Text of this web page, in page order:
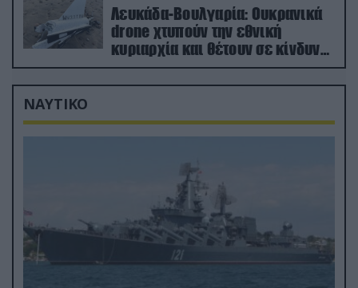
Λευκάδα-Βουλγαρία: Ουκρανικά
drone χτυπούν την εθνική
κυριαρχία και θέτουν σε κίνδυνο
οικονομίες χωρών του ΝΑΤΟ
ΝΑΥΤΙΚΟ